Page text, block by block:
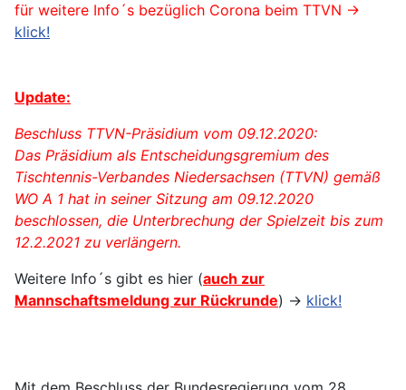
für weitere Info´s bezüglich Corona beim TTVN ->
klick!
Update:
Beschluss TTVN-Präsidium vom 09.12.2020:
Das Präsidium als Entscheidungsgremium des
Tischtennis-Verbandes Niedersachsen (TTVN) gemäß
WO A 1 hat in seiner Sitzung am 09.12.2020
beschlossen, die Unterbrechung der Spielzeit bis zum
12.2.2021 zu verlängern.
Weitere Info´s gibt es hier (auch zur
Mannschaftsmeldung zur Rückrunde) -> klick!